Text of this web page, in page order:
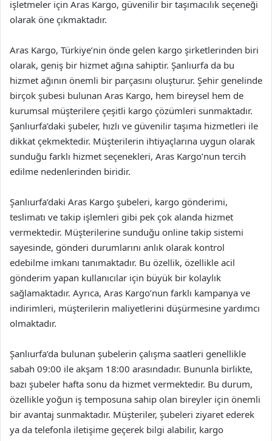
işletmeler için Aras Kargo, güvenilir bir taşımacılık seçeneği
olarak öne çıkmaktadır.
Aras Kargo, Türkiye’nin önde gelen kargo şirketlerinden biri
olarak, geniş bir hizmet ağına sahiptir. Şanlıurfa da bu
hizmet ağının önemli bir parçasını oluşturur. Şehir genelinde
birçok şubesi bulunan Aras Kargo, hem bireysel hem de
kurumsal müşterilere çeşitli kargo çözümleri sunmaktadır.
Şanlıurfa’daki şubeler, hızlı ve güvenilir taşıma hizmetleri ile
dikkat çekmektedir. Müşterilerin ihtiyaçlarına uygun olarak
sunduğu farklı hizmet seçenekleri, Aras Kargo’nun tercih
edilme nedenlerinden biridir.
Şanlıurfa’daki Aras Kargo şubeleri, kargo gönderimi,
teslimatı ve takip işlemleri gibi pek çok alanda hizmet
vermektedir. Müşterilerine sunduğu online takip sistemi
sayesinde, gönderi durumlarını anlık olarak kontrol
edebilme imkanı tanımaktadır. Bu özellik, özellikle acil
gönderim yapan kullanıcılar için büyük bir kolaylık
sağlamaktadır. Ayrıca, Aras Kargo’nun farklı kampanya ve
indirimleri, müşterilerin maliyetlerini düşürmesine yardımcı
olmaktadır.
Şanlıurfa’da bulunan şubelerin çalışma saatleri genellikle
sabah 09:00 ile akşam 18:00 arasındadır. Bununla birlikte,
bazı şubeler hafta sonu da hizmet vermektedir. Bu durum,
özellikle yoğun iş temposuna sahip olan bireyler için önemli
bir avantaj sunmaktadır. Müşteriler, şubeleri ziyaret ederek
ya da telefonla iletişime geçerek bilgi alabilir, kargo